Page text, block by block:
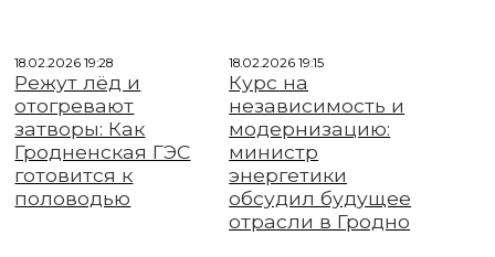
18.02.2026 19:28
Режут лёд и
отогревают
затворы: Как
Гродненская ГЭС
готовится к
половодью
18.02.2026 19:15
Курс на
независимость и
модернизацию:
министр
энергетики
обсудил будущее
отрасли в Гродно